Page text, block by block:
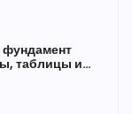
фундамент
таблицы и